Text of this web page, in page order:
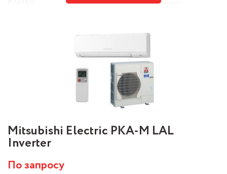
Mitsubishi Electric PKA-M LAL
Inverter
По запросу